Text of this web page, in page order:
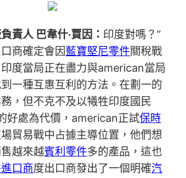
責人 巴韋什·賈因： 印度對嗎？”
商確定會因藍寶堅尼零件關稅戰
度當局正在盡力與american當局
一種互惠互利的方法。在劃一的
，但不克不及以犧牲印度國民
好處為代價，american正試保時
貿易戰中占據主導位置，他們想
越來越賓利零件多的產品，這也
口商度出口商發出了一個明確汽